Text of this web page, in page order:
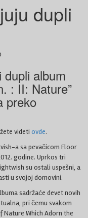
dupli
dupli album
: II: Nature”
preko
videti ovde.
a sa pevačicom Floor
godine. Uprkos tri
su ostali uspešni, a
u svojoj domovini.
sadržaće devet novih
pri čemu svakom
Nature Which Adorn the